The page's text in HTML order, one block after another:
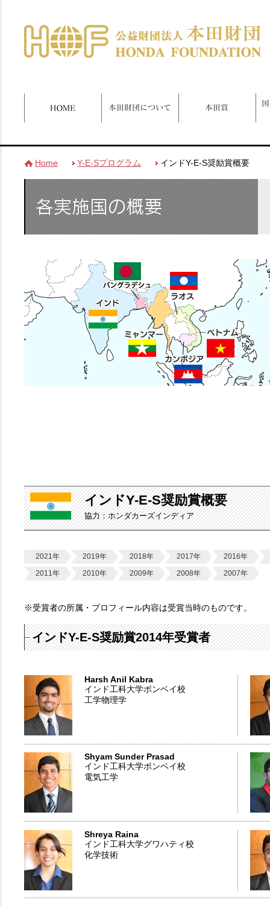
Home Y-E-Sプログラム インドY-E-S奨励賞概要
インドY-E-S奨励賞概要
協力：ホンダカーズインディア
2021年 2019年 2018年 2017年
2016年
2011年
2010年 2009年 2008年 2007年
※受賞者の所属・プロフィール内容は受賞当時のものです。
インドY-E-S奨励賞2014年受賞者
Harsh Anil Kabra
インド工科大学ボンベイ校
工学物理学
Shyam Sunder Prasad
インド工科大学ボンベイ校
電気工学
Shreya Raina
インド工科大学グワハティ校
化学技術